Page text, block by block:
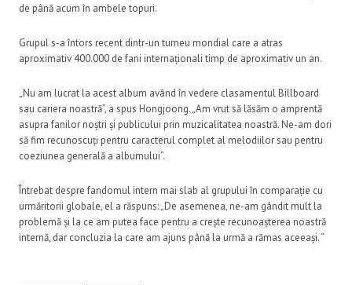
de până acum în ambele topuri.
Grupul s-a întors recent dintr-un turneu mondial care a atras
aproximativ 400.000 de fani internaționali timp de aproximativ un an.
„Nu am lucrat la acest album având în vedere clasamentul Billboard
sau cariera noastră”, a spus Hongjoong. „Am vrut să lăsăm o amprentă
asupra fanilor noștri și publicului prin muzicalitatea noastră. Ne-am dori
să fim recunoscuți pentru caracterul complet al melodiilor sau pentru
coeziunea generală a albumului”.
Întrebat despre fandomul intern mai slab al grupului în comparație cu
urmăritorii globale, el a răspuns: „De asemenea, ne-am gândit mult la
problemă și la ce am putea face pentru a crește recunoașterea noastră
internă, dar concluzia la care am ajuns până la urmă a rămas aceeași. “